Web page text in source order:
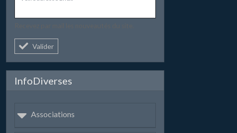
Valider
InfoDiverses
Associations